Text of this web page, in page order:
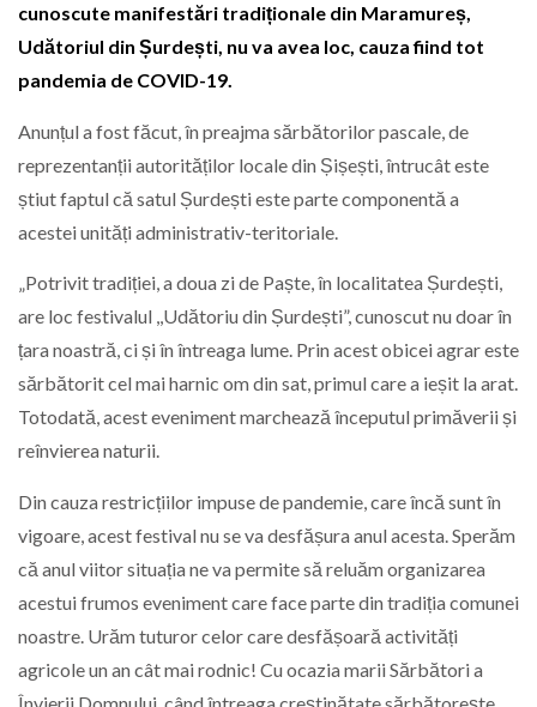
cunoscute manifestări tradiționale din Maramureș,
Udătoriul din Șurdești, nu va avea loc, cauza fiind tot
pandemia de COVID-19.
Anunțul a fost făcut, în preajma sărbătorilor pascale, de
reprezentanții autorităților locale din Șișești, întrucât este
știut faptul că satul Șurdești este parte componentă a
acestei unități administrativ-teritoriale.
„Potrivit tradiției, a doua zi de Paște, în localitatea Șurdești,
are loc festivalul ,,Udătoriu din Șurdești”, cunoscut nu doar în
țara noastră, ci și în întreaga lume. Prin acest obicei agrar este
sărbătorit cel mai harnic om din sat, primul care a ieșit la arat.
Totodată, acest eveniment marchează începutul primăverii și
reînvierea naturii.
Din cauza restricțiilor impuse de pandemie, care încă sunt în
vigoare, acest festival nu se va desfășura anul acesta. Sperăm
că anul viitor situația ne va permite să reluăm organizarea
acestui frumos eveniment care face parte din tradiția comunei
noastre. Urăm tuturor celor care desfășoară activități
agricole un an cât mai rodnic! Cu ocazia marii Sărbători a
Învierii Domnului, când întreaga creștinătate sărbătorește